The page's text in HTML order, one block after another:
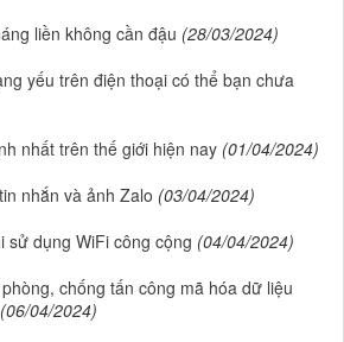
liền không cần đậu (28/03/2024)
yếu trên điện thoại có thể bạn chưa
nhất trên thế giới hiện nay (01/04/2024)
nhắn và ảnh Zalo (03/04/2024)
sử dụng WiFi công cộng (04/04/2024)
chống tấn công mã hóa dữ liệu
(06/04/2024)